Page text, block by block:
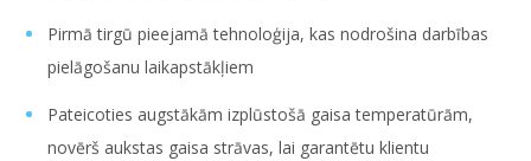
Pirmā tirgū pieejamā tehnoloģija, kas nodrošina darbības
pielāgošanu laikapstākļiem
Pateicoties augstākām izplūstošā gaisa temperatūrām,
novērš aukstas gaisa strāvas, lai garantētu klientu